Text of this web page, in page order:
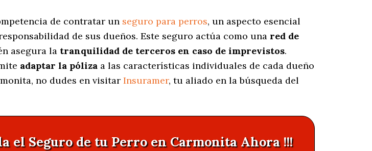
de contratar un seguro para perros, un aspecto esencial
de sus dueños. Este seguro actúa como una red de
asegura la tranquilidad de terceros en caso de imprevistos.
adaptar la póliza a las características individuales de cada dueño
no dudes en visitar Insuramer, tu aliado en la búsqueda del
el Seguro de tu Perro en Carmonita Ahora !!!